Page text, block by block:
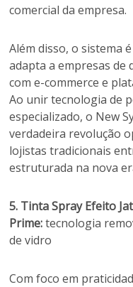
comercial da empresa.
Além disso, o sistema
adapta a empresas
com e-commerce e
Ao unir tecnologia de
especializado, o New
verdadeira revolução
lojistas tradicionais
estruturada na nova
5. Tinta Spray Efeito
Prime:tecnologia
de vidro
Com foco em